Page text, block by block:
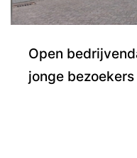
Open
jonge bezoekers